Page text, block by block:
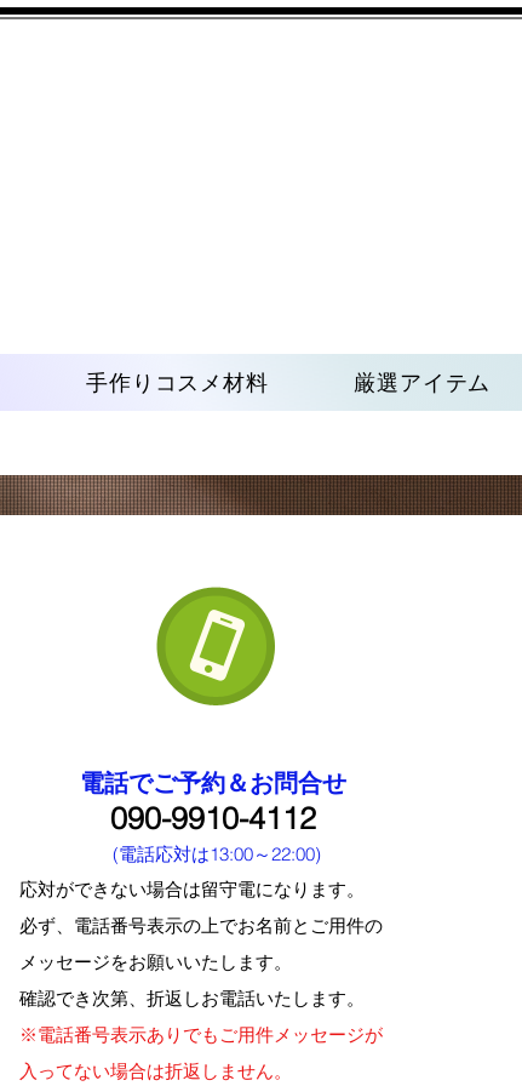
手作りコスメ材料 厳選アイテム
​電話でご予約＆お問合せ
090-9910-4112
(電話応対は13:00～22:00)
応対ができない場合は留守電になります。
必ず、電話番号表示の上でお名前とご用件の
メッセージをお願いいたします。
確認でき次第、折返しお電話いたします。
※電話番号表示ありでもご用件メッセージが
入ってない場合は折返しません。